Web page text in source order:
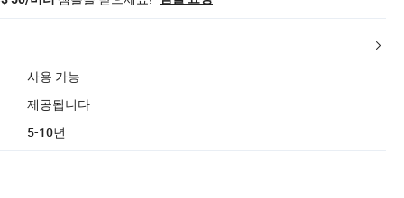
사용 가능
제공됩니다
5-10년